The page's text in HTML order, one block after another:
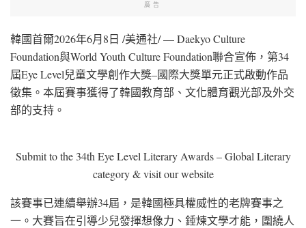
廣告
韓國首爾2026年6月8日 /美通社/ — Daekyo Culture
Foundation與World Youth Culture Foundation聯合宣佈，第34
屆Eye Level兒童文學創作大獎–國際大獎單元正式啟動作品
徵集。本屆賽事獲得了韓國教育部、文化體育觀光部及外交
部的支持。
Submit to the 34th Eye Level Literary Awards – Global Literary
category & visit our website
該賽事已連續舉辦34屆，是韓國極具權威性的老牌賽事之
一。大賽旨在引導少兒發揮想像力、錘煉文學才能，圍繞人